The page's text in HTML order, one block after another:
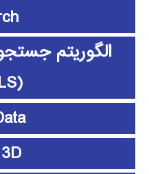
الگوریتم
(GELS)